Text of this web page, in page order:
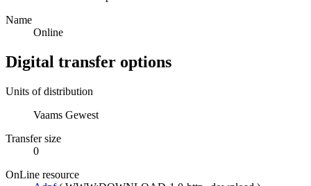
Name
Online
Digital transfer options
Units of distribution
Vaams Gewest
Transfer size
0
OnLine resource